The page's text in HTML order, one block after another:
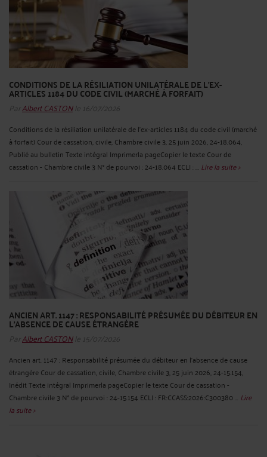
CONDITIONS DE LA RÉSILIATION UNILATÉRALE DE L'EX-
ARTICLES 1184 DU CODE CIVIL (MARCHÉ À FORFAIT)
ParAlbert CASTONle 16/07/2026
Conditions de la résiliation unilatérale de l'ex-articles 1184 du code civil (marché
à forfait) Cour de cassation, civile, Chambre civile 3, 25 juin 2026, 24-18.064,
Publié au bulletin Texte intégral Imprimerla pageCopier le texte Cour de
cassation - Chambre civile 3 N° de pourvoi : 24-18.064 ECLI : ... Lire la suite >
ANCIEN ART. 1147 : RESPONSABILITÉ PRÉSUMÉE DU DÉBITEUR EN
L'ABSENCE DE CAUSE ÉTRANGÈRE
ParAlbert CASTONle 15/07/2026
Ancien art. 1147 : Responsabilité présumée du débiteur en l'absence de cause
étrangère Cour de cassation, civile, Chambre civile 3, 25 juin 2026, 24-15.154,
Inédit Texte intégral Imprimerla pageCopier le texte Cour de cassation -
Chambre civile 3 N° de pourvoi : 24-15.154 ECLI : FR:CCASS:2026:C300380 ... Lire
la suite >